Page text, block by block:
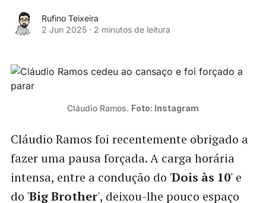
Rufino Teixeira
2 Jun 2025 · 2 minutos de leitura
Cláudio Ramos. Foto: Instagram
Cláudio Ramos foi recentemente obrigado a
fazer uma pausa forçada. A carga horária
intensa, entre a condução do 'Dois às 10'e
do 'Big Brother', deixou-lhe pouco espaço